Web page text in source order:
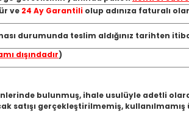
ve 24 Ay Garantili olup adınıza faturalı
durumunda teslim aldığınız tarihten
dışındadır)
bulunmuş, ihale usulüyle adetli
satışı gerçekleştirilmemiş,